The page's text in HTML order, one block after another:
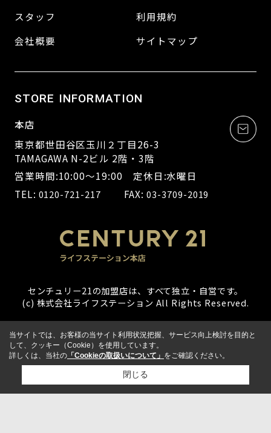
スタッフ
会社概要
利用規約
サイトマップ
STORE INFORMATION
本店
東京都世田谷区玉川２丁目26-3
TAMAGAWA N-2ビル 2階・3階
営業時間:10:00～19:00 定休日:水曜日
TEL: 0120-721-217 FAX:03-3709-2019
センチュリー21の加盟店は、すべて独立・自営です。
(c) 株式会社ライフステーション All Rights Reserved.
当サイトでは、お客様の当サイト利用状況把握、サービス向上検討を目的と
して、クッキー（Cookie）を使用しています。
詳しくは、当社の 「Cookieの取扱いについて」 をご確認ください。
閉じる